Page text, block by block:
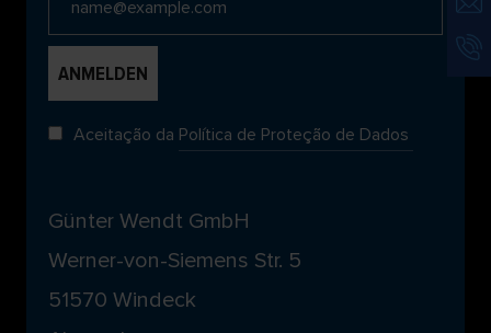
Aceitação da Política de Proteção de Dados
Günter Wendt GmbH
Werner-von-Siemens Str. 5
51570 Windeck